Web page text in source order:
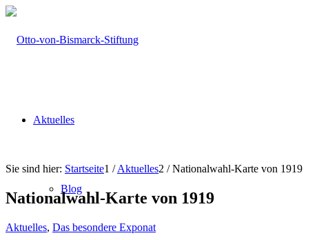
Aktuelles
Blog
Sie sind hier: Startseite1 / Aktuelles2 / Nationalwahl-Karte von 1919
Nationalwahl-Karte von 1919
Aktuelles, Das besondere Exponat